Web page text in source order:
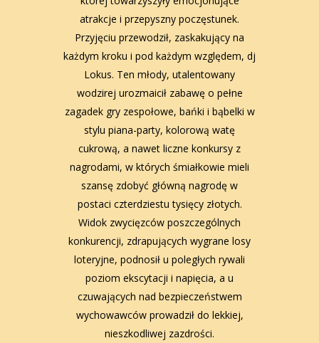
atrakcje i przepyszny poczęstunek.
Przyjęciu przewodził, zaskakujący na
każdym kroku i pod każdym względem, dj
Lokus. Ten młody, utalentowany
wodzirej urozmaicił zabawę o pełne
zagadek gry zespołowe, bańki i bąbelki w
stylu piana-party, kolorową watę
cukrową, a nawet liczne konkursy z
nagrodami, w których śmiałkowie mieli
szansę zdobyć główną nagrodę w
postaci czterdziestu tysięcy złotych.
Widok zwycięzców poszczególnych
konkurencji, zdrapujących wygrane losy
loteryjne, podnosił u poległych rywali
poziom ekscytacji i napięcia, a u
czuwających nad bezpieczeństwem
wychowawców prowadził do lekkiej,
nieszkodliwej zazdrości.